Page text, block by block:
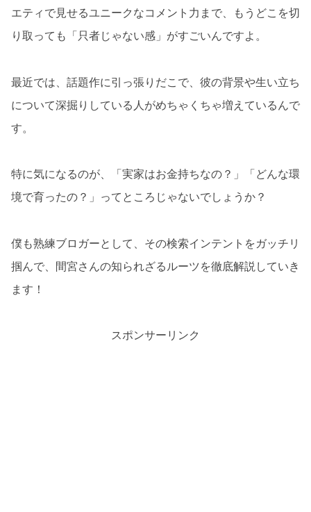
エティで見せるユニークなコメント力まで、もうどこを切
り取っても「只者じゃない感」がすごいんですよ。
最近では、話題作に引っ張りだこで、彼の背景や生い立ち
について深掘りしている人がめちゃくちゃ増えているんで
す。
特に気になるのが、「実家はお金持ちなの？」「どんな環
境で育ったの？」ってところじゃないでしょうか？
僕も熟練ブロガーとして、その検索インテントをガッチリ
掴んで、間宮さんの知られざるルーツを徹底解説していき
ます！
スポンサーリンク